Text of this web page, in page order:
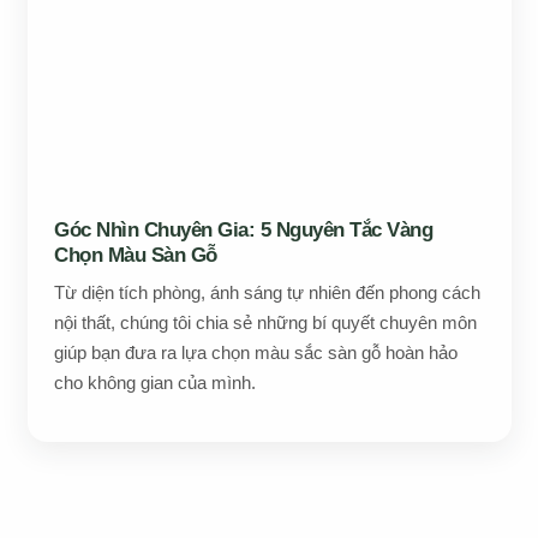
Góc Nhìn Chuyên Gia: 5 Nguyên Tắc Vàng
Chọn Màu Sàn Gỗ
Từ diện tích phòng, ánh sáng tự nhiên đến phong cách
nội thất, chúng tôi chia sẻ những bí quyết chuyên môn
giúp bạn đưa ra lựa chọn màu sắc sàn gỗ hoàn hảo
cho không gian của mình.